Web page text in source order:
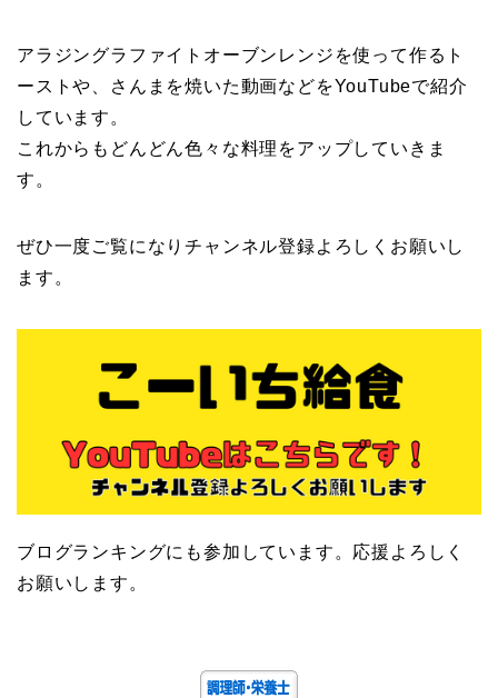
アラジングラファイトオーブンレンジを使って作るト
ーストや、さんまを焼いた動画などをYouTubeで紹介
しています。
これからもどんどん色々な料理をアップしていきま
す。
ぜひ一度ご覧になりチャンネル登録よろしくお願いし
ます。
ブログランキングにも参加しています。応援よろしく
お願いします。